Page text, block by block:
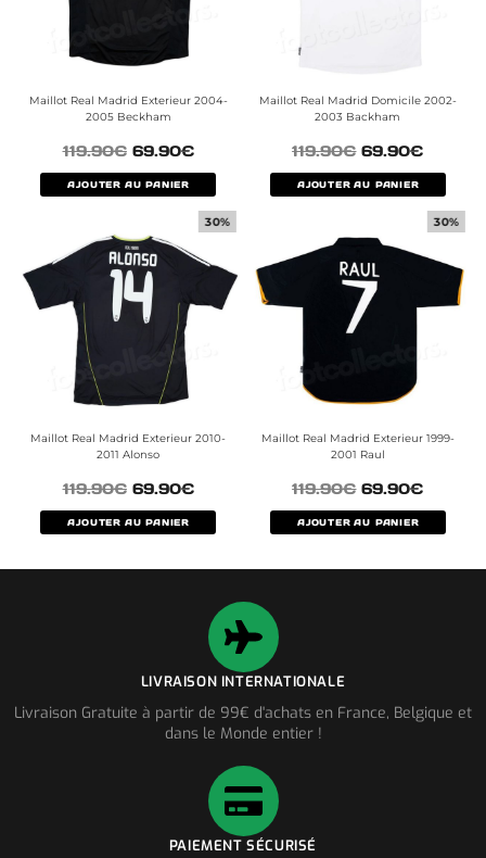
Maillot Real Madrid Exterieur 2004-
2005 Beckham
119.90€ 69.90€
AJOUTER AU PANIER
Maillot Real Madrid Domicile 2002-
2003 Backham
119.90€ 69.90€
AJOUTER AU PANIER
30%
Maillot Real Madrid Exterieur 2010-
2011 Alonso
119.90€ 69.90€
AJOUTER AU PANIER
30%
Maillot Real Madrid Exterieur 1999-
2001 Raul
119.90€ 69.90€
AJOUTER AU PANIER
LIVRAISON INTERNATIONALE
Livraison Gratuite à partir de 99€ d'achats en France, Belgique et
dans le Monde entier !
PAIEMENT SÉCURISÉ